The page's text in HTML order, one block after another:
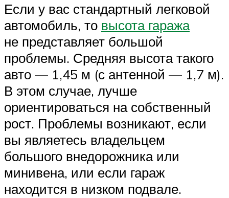
Если у вас стандартный легковой
автомобиль, то высота гаража
не представляет большой
проблемы. Средняя высота такого
авто — 1,45 м (с антенной — 1,7 м).
В этом случае, лучше
ориентироваться на собственный
рост. Проблемы возникают, если
вы являетесь владельцем
большого внедорожника или
минивена, или если гараж
находится в низком подвале.